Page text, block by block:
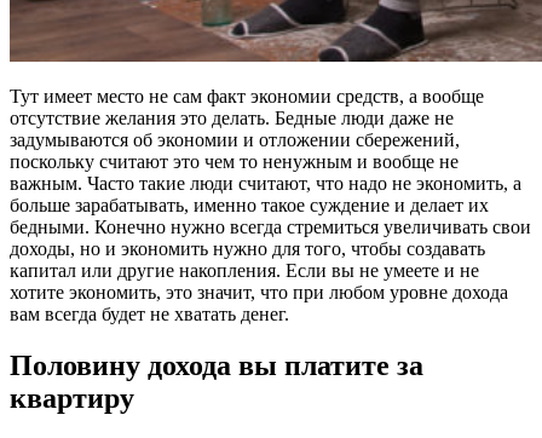
Тут имеет место не сам факт экономии средств, а вообще
отсутствие желания это делать. Бедные люди даже не
задумываются об экономии и отложении сбережений,
поскольку считают это чем то ненужным и вообще не
важным. Часто такие люди считают, что надо не экономить, а
больше зарабатывать, именно такое суждение и делает их
бедными. Конечно нужно всегда стремиться увеличивать свои
доходы, но и экономить нужно для того, чтобы создавать
капитал или другие накопления. Если вы не умеете и не
хотите экономить, это значит, что при любом уровне дохода
вам всегда будет не хватать денег.
Половину дохода вы платите за
квартиру